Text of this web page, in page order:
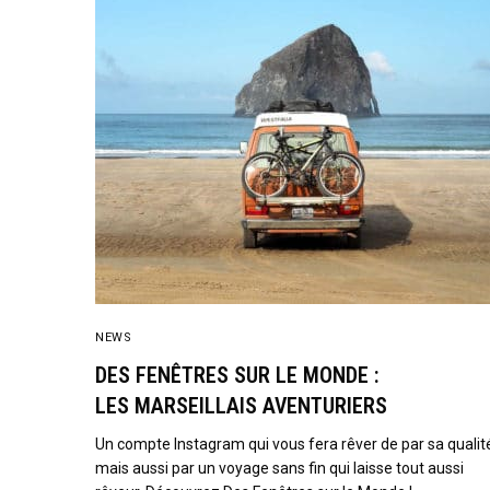
NEWS
DES FENÊTRES SUR LE MONDE :
LES MARSEILLAIS AVENTURIERS
Un compte Instagram qui vous fera rêver de par sa
mais aussi par un voyage sans fin qui laisse tout aussi